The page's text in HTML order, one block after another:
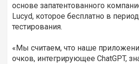
основе запатентованного
Lucyd, которое бесплатно в
тестирования.
«Мы считаем, что наше
очков, интегрирующее ChatGPT,